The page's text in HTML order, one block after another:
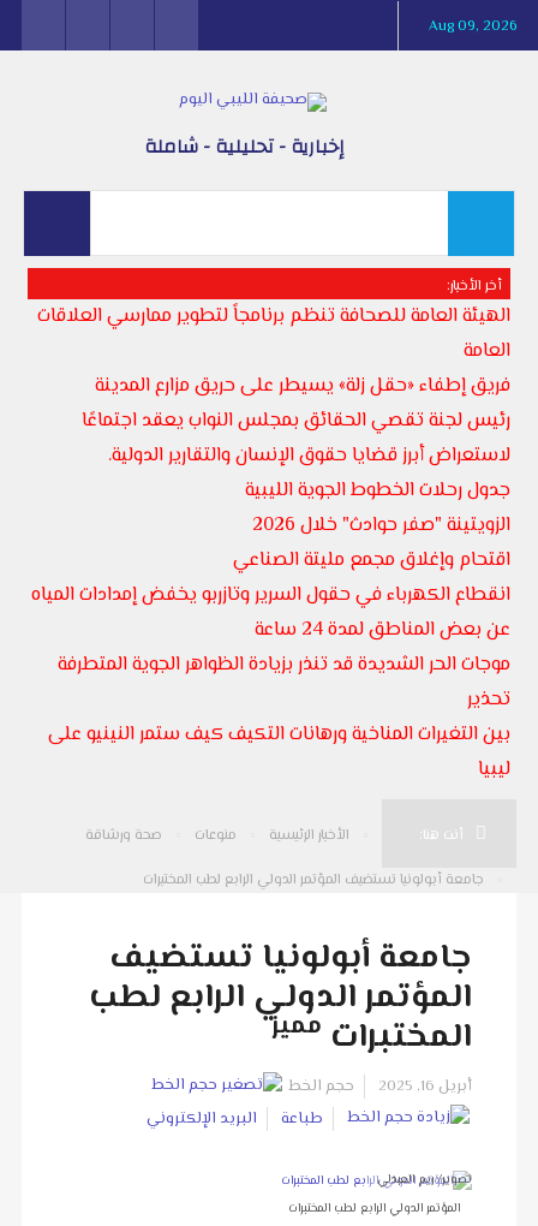
Aug 09, 2026
إخبارية - تحليلية - شاملة
أخر الأخبار:
الهيئة العامة للصحافة تنظم برنامجاً لتطوير ممارسي العلاقات
العامة
فريق إطفاء «حقل زلة» يسيطر على حريق مزارع المدينة
رئيس لجنة تقصي الحقائق بمجلس النواب يعقد اجتماعًا
لاستعراض أبرز قضايا حقوق الإنسان والتقارير الدولية.
جدول رحلات الخطوط الجوية الليبية
الزويتينة "صفر حوادث" خلال 2026
اقتحام وإغلاق مجمع مليتة الصناعي
انقطاع الكهرباء في حقول السرير وتازربو يخفض إمدادات المياه
عن بعض المناطق لمدة 24 ساعة
موجات الحر الشديدة قد تنذر بزيادة الظواهر الجوية المتطرفة
تحذير
بين التغيرات المناخية ورهانات التكيف كيف ستمر النينيو على
ليبيا
أنت هنا: الأخبار الرئيسية منوعات
صحة ورشاقة
جامعة أبولونيا تستضيف المؤتمر الدولي الرابع لطب المختبرات
جامعة أبولونيا تستضيف
المؤتمر الدولي الرابع لطب
المختبرات مميز
أبريل 16, 2025
حجم الخط
طباعة
البريد الإلكتروني
المؤتمر الدولي الرابع لطب المختبرات
تصوير/ ريم العبدلي